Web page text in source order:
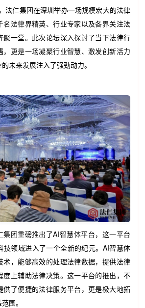
法仁集团在深圳举办一场规模宏大的法律
名法律界精英、行业专家以及各界关注法
聚一堂。此次论坛深入探讨了当下法律行
，更是一场凝聚行业智慧、激发创新活力
未来发展注入了强劲动力。
集团重磅推出了AI智慧体平台，这一平台
技领域进入了一个全新的纪元。AI智慧体
术，能够高效的处理法律数据，提供法律
度上辅助法律决策。这一平台的推出，不
供了便捷的法律服务平台，更是极大地拓
围。